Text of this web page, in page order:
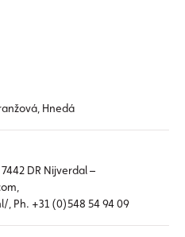
Hnedá
DR Nijverdal –
Ph. +31 (0)548 54 94 09